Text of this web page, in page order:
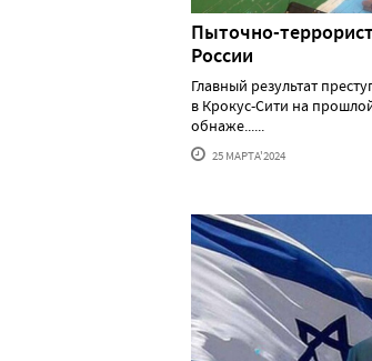
Пыточно-
России
Главный результат
в Крокус-Сити на
обнаже......
25 МАРТА'2024